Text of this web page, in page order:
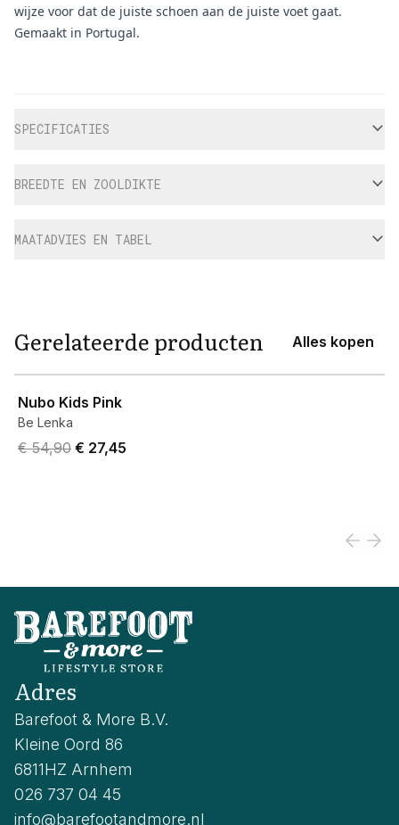
wijze voor dat de juiste schoen aan de juiste voet gaat.
Gemaakt in Portugal.
SPECIFICATIES
BREEDTE EN ZOOLDIKTE
MAATADVIES EN TABEL
Gerelateerde producten Alles kopen
Nubo Kids Pink
Be Lenka
Original price was € 54,90.
€ 54,90 Current price is € 27,45.
€ 27,45
Adres
Barefoot & More B.V.
Kleine Oord 86
6811HZ Arnhem
026 737 04 45
info@barefootandmore.nl